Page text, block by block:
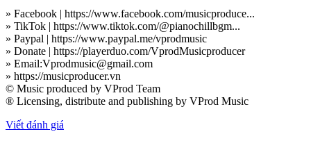
» Facebook | https://www.facebook.com/musicproduce...
» TikTok | https://www.tiktok.com/@pianochillbgm...
» Paypal | https://www.paypal.me/vprodmusic
» Donate | https://playerduo.com/VprodMusicproducer
» Email:Vprodmusic@gmail.com
» https://musicproducer.vn
© Music produced by VProd Team
® Licensing, distribute and publishing by VProd Music
Viết đánh giá